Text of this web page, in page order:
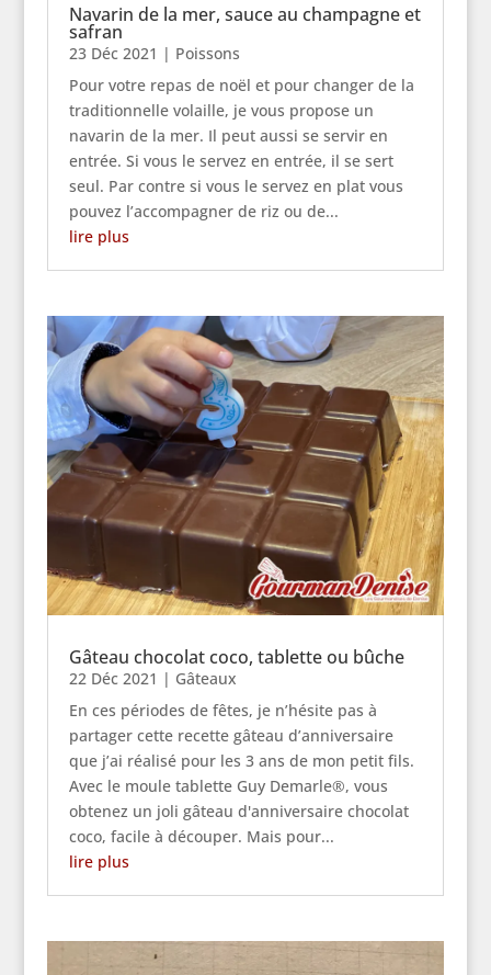
Navarin de la mer, sauce au champagne et
safran
23 Déc 2021 | Poissons
Pour votre repas de noël et pour changer de la
traditionnelle volaille, je vous propose un
navarin de la mer. Il peut aussi se servir en
entrée. Si vous le servez en entrée, il se sert
seul. Par contre si vous le servez en plat vous
pouvez l’accompagner de riz ou de...
lire plus
Gâteau chocolat coco, tablette ou bûche
22 Déc 2021 | Gâteaux
En ces périodes de fêtes, je n’hésite pas à
partager cette recette gâteau d’anniversaire
que j’ai réalisé pour les 3 ans de mon petit fils.
Avec le moule tablette Guy Demarle®, vous
obtenez un joli gâteau d'anniversaire chocolat
coco, facile à découper. Mais pour...
lire plus